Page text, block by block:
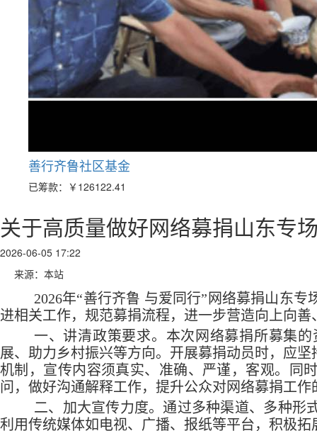
善行齐鲁社区基金
已筹款： ￥126122.41
关于高质量做好网络募捐山东专
2026-06-05 17:22
来源：本站
2026年“善行齐鲁 与爱同行”网络募捐山东
进相关工作，规范募捐流程，进一步营造向上向
一、讲清政策要求。本次网络募捐所募集
展、助力乡村振兴等方向。开展募捐动员时，应
机制，宣传内容须真实、准确、严谨，客观。同
问，做好沟通解释工作，提升公众对网络募捐工作
二、加大宣传力度。通过多种渠道、多种形
利用传统媒体如电视、广播、报纸等平台，积极